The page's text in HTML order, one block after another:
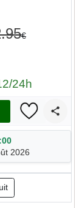
€
24h
2026